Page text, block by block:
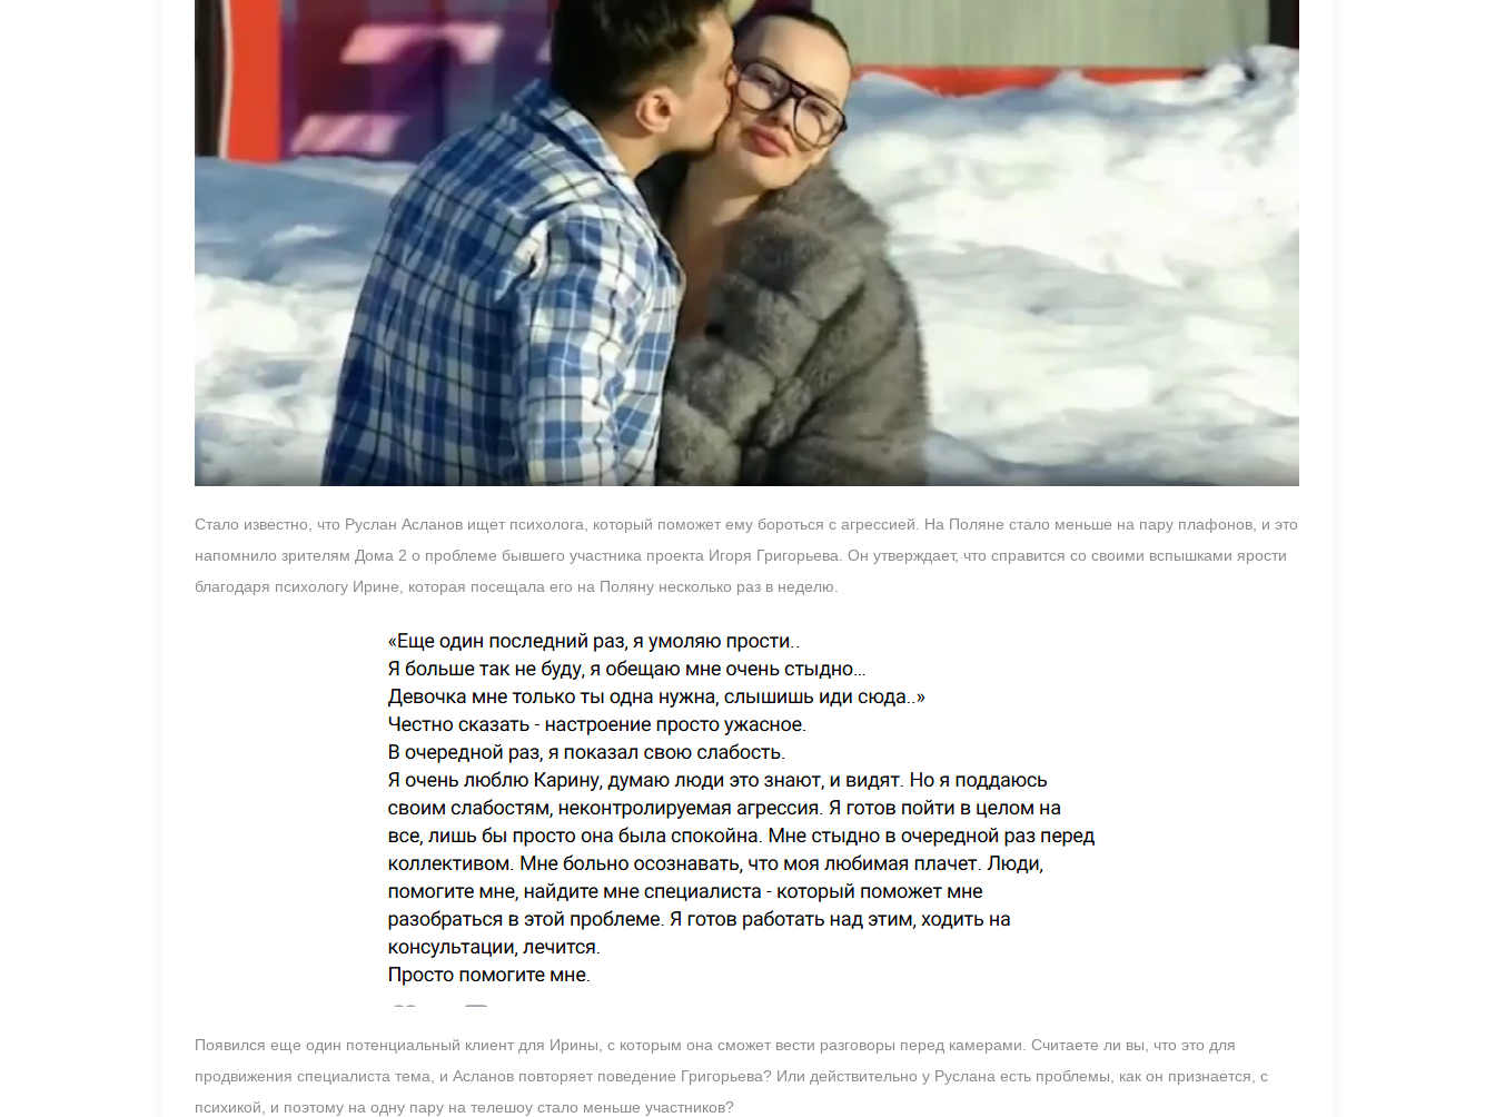
Стало известно, что Руслан Асланов ищет психолога, который поможет ему бороться с агрессией. На Поляне стало меньше на пару плафонов, и это
напомнило зрителям Дома 2 о проблеме бывшего участника проекта Игоря Григорьева. Он утверждает, что справится со своими вспышками ярости
благодаря психологу Ирине, которая посещала его на Поляну несколько раз в неделю.
Появился еще один потенциальный клиент для Ирины, с которым она сможет вести разговоры перед камерами. Считаете ли вы, что это для
продвижения специалиста тема, и Асланов повторяет поведение Григорьева? Или действительно у Руслана есть проблемы, как он признается, с
психикой, и поэтому на одну пару на телешоу стало меньше участников?